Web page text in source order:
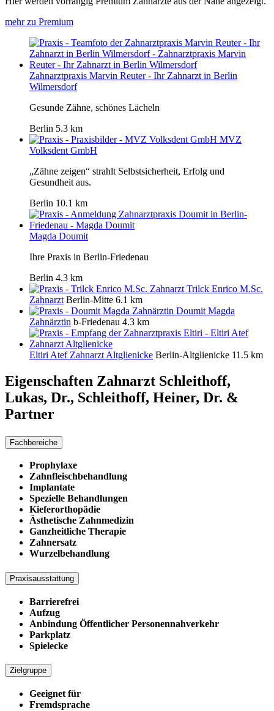
mehr zu Premium
Zahnarztpraxis Marvin Reuter - Ihr Zahnarzt in Berlin
Wilmersdorf
Gesunde Zähne, schönes Lächeln
Berlin 5.3 km
MVZ
Volksdent GmbH
„Zähne zeigen“ strahlt Selbstsicherheit, Erfolg und
Gesundheit aus.
Berlin 10.1 km
Magda Doumit
Ihre Praxis in Berlin-Friedenau
Berlin 4.3 km
Trilck Enrico M.Sc.
Zahnarzt Berlin-Mitte 6.1 km
Doumit Magda
Zahnärztin b-Friedenau 4.3 km
Eltiri Atef Zahnarzt Altglienicke Berlin-Altglienicke 11.5 km
Eigenschaften Zahnarzt Schleithoff,
Lukas, Dr., Schleithoff, Heiner, Dr. &
Partner
Fachbereiche
Prophylaxe
Zahnfleischbehandlung
Implantate
Spezielle Behandlungen
Kieferorthopädie
Ästhetische Zahnmedizin
Ganzheitliche Therapie
Zahnersatz
Wurzelbehandlung
Praxisausstattung
Barrierefrei
Aufzug
Anbindung Öffentlicher Personennahverkehr
Parkplatz
Spielecke
Zielgruppe
Geeignet für
Fremdsprache